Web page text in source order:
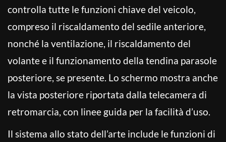
controlla tutte le funzioni chiave del veicolo,
compreso il riscaldamento del sedile anteriore,
nonché la ventilazione, il riscaldamento del
volante e il funzionamento della tendina parasole
posteriore, se presente. Lo schermo mostra anche
la vista posteriore riportata dalla telecamera di
retromarcia, con linee guida per la facilità d’uso.
Il sistema allo stato dell’arte include le funzioni di